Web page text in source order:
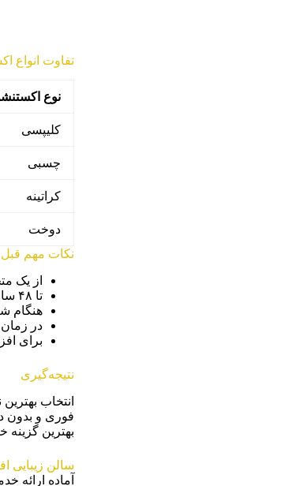
تفاوت انواع
نوع
کلیپسی
چسبی
کراتینه
دوخت
نکات مهم
از یک
تا ۴۸ ساعت بعد از نصب اکستنشن چسبی یا کراتینه، موهای خود را نشویید.
هنگام
در زمان
برای
نتیجه‌گیری
انتخاب
فوری و بدون
بهترین گزینه
سالن زیبایی
آماده ارائه